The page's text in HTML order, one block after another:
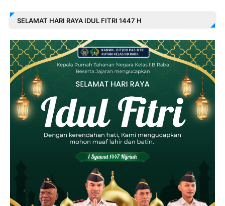
SELAMAT HARI RAYA IDUL FITRI 1447 H